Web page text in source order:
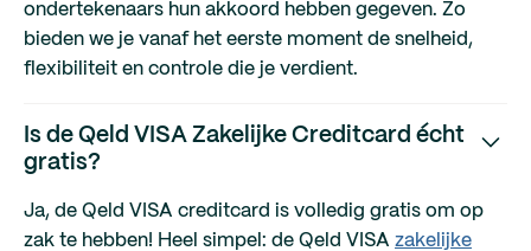
ondertekenaars hun akkoord hebben gegeven. Zo
bieden we je vanaf het eerste moment de snelheid,
flexibiliteit en controle die je verdient.
Is de Qeld VISA Zakelijke Creditcard écht
gratis?
Ja, de Qeld VISA creditcard is volledig gratis om op
zak te hebben! Heel simpel: de Qeld VISA zakelijke